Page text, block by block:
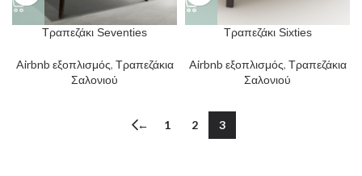
Τραπεζάκι Seventies
Airbnb εξοπλισμός, Τραπεζάκια
Σαλονιού
Τραπεζάκι Sixties
Airbnb εξοπλισμός, Τραπεζάκια
Σαλονιού
← 1 2 3